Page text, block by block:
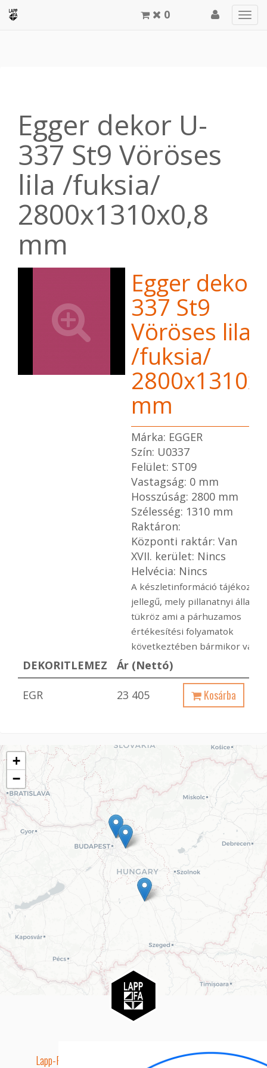
0
Egger dekor U-
337 St9 Vöröses
lila /fuksia/
2800x1310x0,8
mm
Egger dekor
337 St9
Vöröses lila
/fuksia/
mm
Márka: EGGER
Szín: U0337
Felület: ST09
Vastagság: 0 mm
Hosszúság: 2800 mm
Szélesség: 1310 mm
Raktáron:
Központi raktár: Van
XVII. kerület: Nincs
Helvécia: Nincs
A készletinformáció
jellegű, mely pillanatnyi
tükröz ami a párhuzamos
értékesítési folyamatok
következtében bármikor
DEKORITLEMEZ Ár (Nettó)
EGR 23 405 Kosárba
+
−
Lapp-Fa EUTR technikai azonosító száma: AA5849163